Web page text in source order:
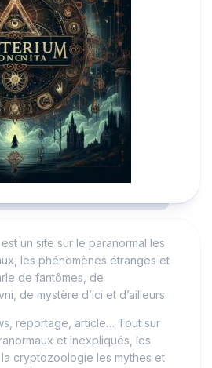
un site sur le paranormal les
les phénomènes étranges et
de fantômes, de
de mystère d’ici et d’ailleurs.
reportage, article… Tout sur
et inexpliqués, les
cryptozoologie les mythes et